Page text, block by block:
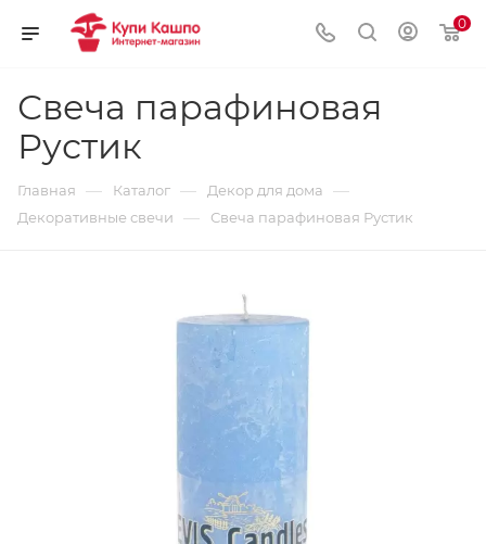
0
Свеча парафиновая
Рустик
Главная — Каталог — Декор для дома —
Декоративные свечи — Свеча парафиновая Рустик